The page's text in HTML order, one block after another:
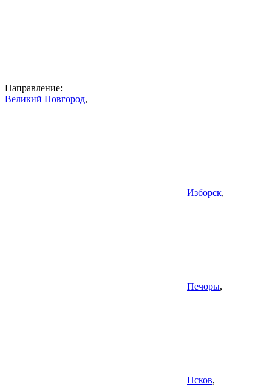
Направление:
Великий Новгород,
Изборск,
Печоры,
Псков,